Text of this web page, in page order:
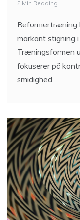
5 Min Reading
Reformertræning
markant stigning
Træningsformen
fokuserer på
smidighed